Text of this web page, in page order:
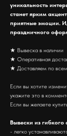
уникальность
станет ярким
приятные эмоции.
праздничного
★ Вывеска в наличии
★ Оперативная
★ Доставляем по
Если вы хотите
укажите это в
Если вы желаете
Вывески из гибкого
- легко